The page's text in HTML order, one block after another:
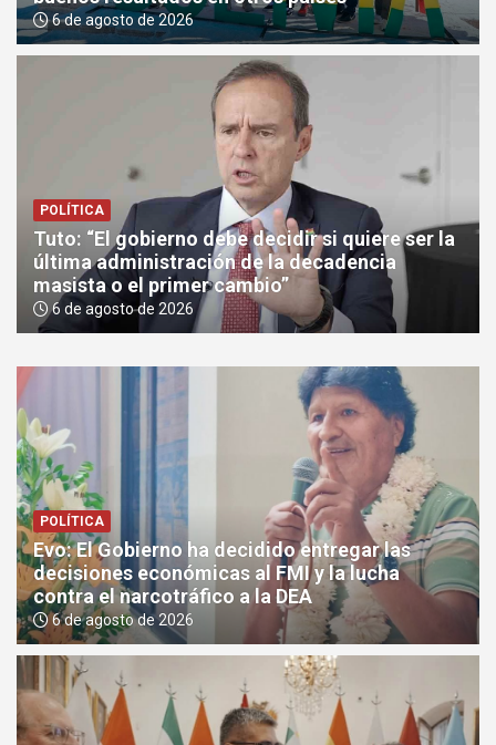
6 de agosto de 2026
POLÍTICA
Tuto: “El gobierno debe decidir si quiere ser la
última administración de la decadencia
masista o el primer cambio”
6 de agosto de 2026
POLÍTICA
Evo: El Gobierno ha decidido entregar las
decisiones económicas al FMI y la lucha
contra el narcotráfico a la DEA
6 de agosto de 2026